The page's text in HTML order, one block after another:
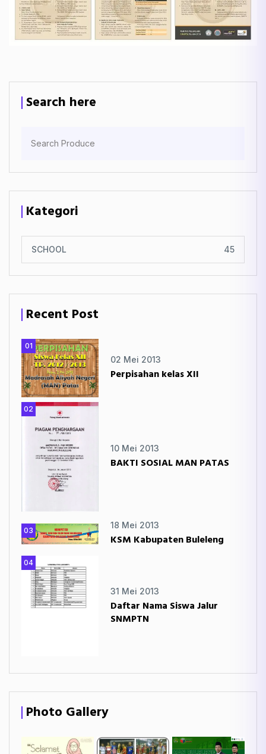
Search here
Kategori
SCHOOL 45
Recent Post
01
02 Mei 2013
Perpisahan kelas XII
02
10 Mei 2013
BAKTI SOSIAL MAN PATAS
03
18 Mei 2013
KSM Kabupaten Buleleng
04
31 Mei 2013
Daftar Nama Siswa Jalur
SNMPTN
Photo Gallery